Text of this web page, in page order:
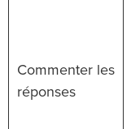
Commenter les
réponses